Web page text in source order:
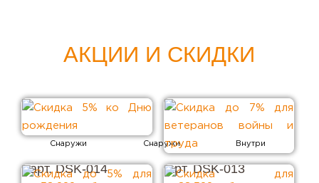
арт. DSK-014 арт. DSK-013
АКЦИИ И СКИДКИ